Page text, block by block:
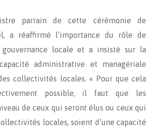
parrain de cette cérémonie de
a réaffirmé l’importance du rôle de
gouvernance locale et a insisté sur la
administrative et managériale
collectivités locales. « Pour que cela
possible, il faut que les
de ceux qui seront élus ou ceux qui
locales, soient d’une capacité